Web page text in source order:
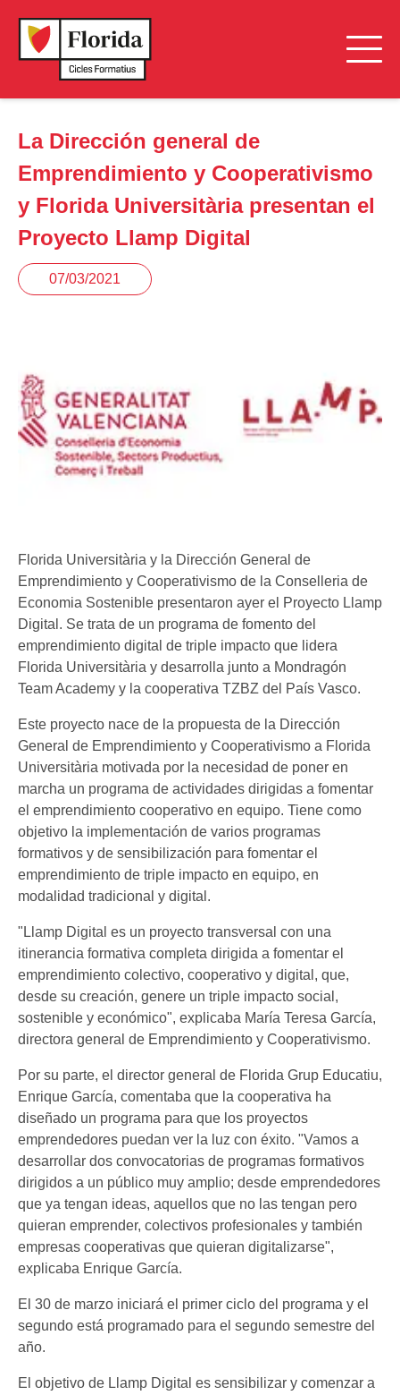
La Dirección general de
Emprendimiento y Cooperativismo
y Florida Universitària presentan el
Proyecto Llamp Digital
07/03/2021
Florida Universitària y la Dirección General de
Emprendimiento y Cooperativismo de la Conselleria de
Economia Sostenible presentaron ayer el Proyecto Llamp
Digital. Se trata de un programa de fomento del
emprendimiento digital de triple impacto que lidera
Florida Universitària y desarrolla junto a Mondragón
Team Academy y la cooperativa TZBZ del País Vasco.
Este proyecto nace de la propuesta de la Dirección
General de Emprendimiento y Cooperativismo a Florida
Universitària motivada por la necesidad de poner en
marcha un programa de actividades dirigidas a fomentar
el emprendimiento cooperativo en equipo. Tiene como
objetivo la implementación de varios programas
formativos y de sensibilización para fomentar el
emprendimiento de triple impacto en equipo, en
modalidad tradicional y digital.
"Llamp Digital es un proyecto transversal con una
itinerancia formativa completa dirigida a fomentar el
emprendimiento colectivo, cooperativo y digital, que,
desde su creación, genere un triple impacto social,
sostenible y económico", explicaba María Teresa García,
directora general de Emprendimiento y Cooperativismo.
Por su parte, el director general de Florida Grup Educatiu,
Enrique García, comentaba que la cooperativa ha
diseñado un programa para que los proyectos
emprendedores puedan ver la luz con éxito. "Vamos a
desarrollar dos convocatorias de programas formativos
dirigidos a un público muy amplio; desde emprendedores
que ya tengan ideas, aquellos que no las tengan pero
quieran emprender, colectivos profesionales y también
empresas cooperativas que quieran digitalizarse",
explicaba Enrique García.
El 30 de marzo iniciará el primer ciclo del programa y el
segundo está programado para el segundo semestre del
año.
El objetivo de Llamp Digital es sensibilizar y comenzar a